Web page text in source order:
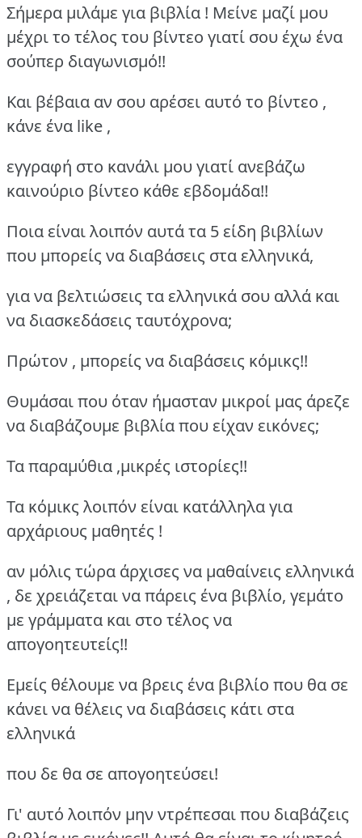
Σήμερα μιλάμε για βιβλία ! Μείνε μαζί μου
μέχρι το τέλος του βίντεο γιατί σου έχω ένα
σούπερ διαγωνισμό!!
Και βέβαια αν σου αρέσει αυτό το βίντεο ,
κάνε ένα like ,
εγγραφή στο κανάλι μου γιατί ανεβάζω
καινούριο βίντεο κάθε εβδομάδα!!
Ποια είναι λοιπόν αυτά τα 5 είδη βιβλίων
που μπορείς να διαβάσεις στα ελληνικά,
για να βελτιώσεις τα ελληνικά σου αλλά και
να διασκεδάσεις ταυτόχρονα;
Πρώτον , μπορείς να διαβάσεις κόμικς!!
Θυμάσαι που όταν ήμασταν μικροί μας άρεζε
να διαβάζουμε βιβλία που είχαν εικόνες;
Τα παραμύθια ,μικρές ιστορίες!!
Τα κόμικς λοιπόν είναι κατάλληλα για
αρχάριους μαθητές !
αν μόλις τώρα άρχισες να μαθαίνεις ελληνικά
, δε χρειάζεται να πάρεις ένα βιβλίο, γεμάτο
με γράμματα και στο τέλος να
απογοητευτείς!!
Εμείς θέλουμε να βρεις ένα βιβλίο που θα σε
κάνει να θέλεις να διαβάσεις κάτι στα
ελληνικά
που δε θα σε απογοητεύσει!
Γι' αυτό λοιπόν μην ντρέπεσαι που διαβάζεις